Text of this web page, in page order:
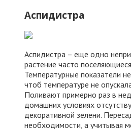
Аспидистра
Аспидистра – еще одно
растение часто
Температурные показатели
чтоб температуре не
Поливают примерно раз в
домашних условиях
декоративной зелени.
необходимости, а учитывая